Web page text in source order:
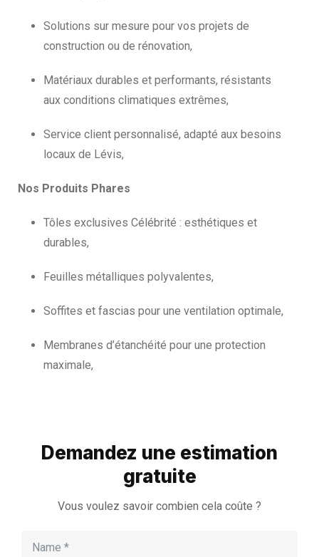
Solutions sur mesure pour vos projets de
construction ou de rénovation,
Matériaux durables et performants, résistants
aux conditions climatiques extrêmes,
Service client personnalisé, adapté aux besoins
locaux de Lévis,
Nos Produits Phares
Tôles exclusives Célébrité : esthétiques et
durables,
Feuilles métalliques polyvalentes,
Soffites et fascias pour une ventilation optimale,
Membranes d’étanchéité pour une protection
maximale,
Demandez une estimation
gratuite
Vous voulez savoir combien cela coûte ?